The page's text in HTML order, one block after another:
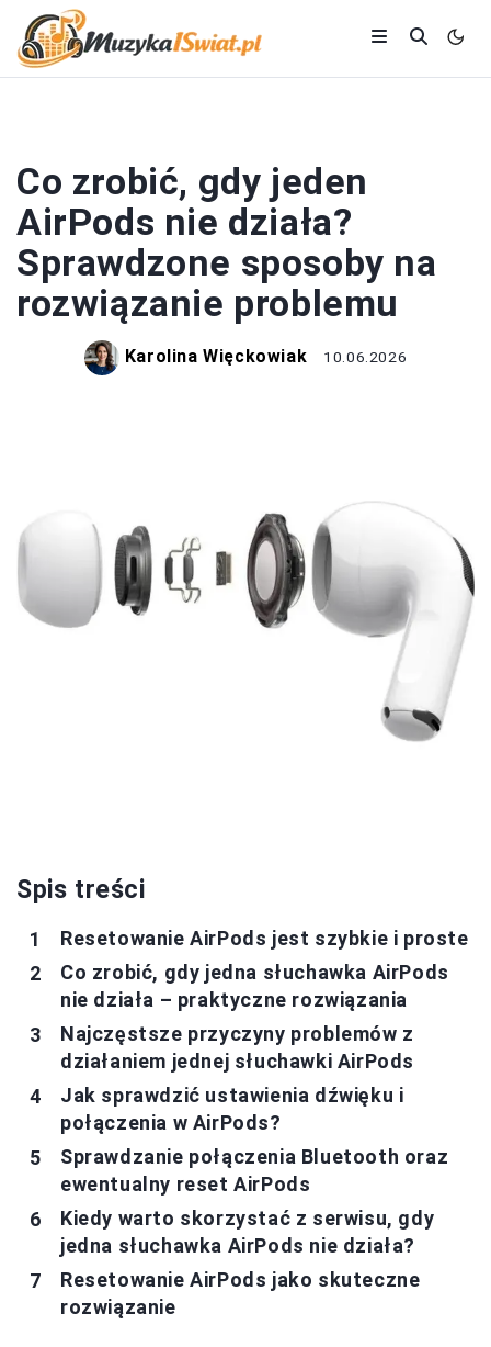
Co zrobić, gdy jeden
AirPods nie działa?
Sprawdzone sposoby na
rozwiązanie problemu
Karolina Więckowiak 10.06.2026
Spis treści
Resetowanie AirPods jest szybkie i proste
Co zrobić, gdy jedna słuchawka AirPods
nie działa – praktyczne rozwiązania
Najczęstsze przyczyny problemów z
działaniem jednej słuchawki AirPods
Jak sprawdzić ustawienia dźwięku i
połączenia w AirPods?
Sprawdzanie połączenia Bluetooth oraz
ewentualny reset AirPods
Kiedy warto skorzystać z serwisu, gdy
jedna słuchawka AirPods nie działa?
Resetowanie AirPods jako skuteczne
rozwiązanie